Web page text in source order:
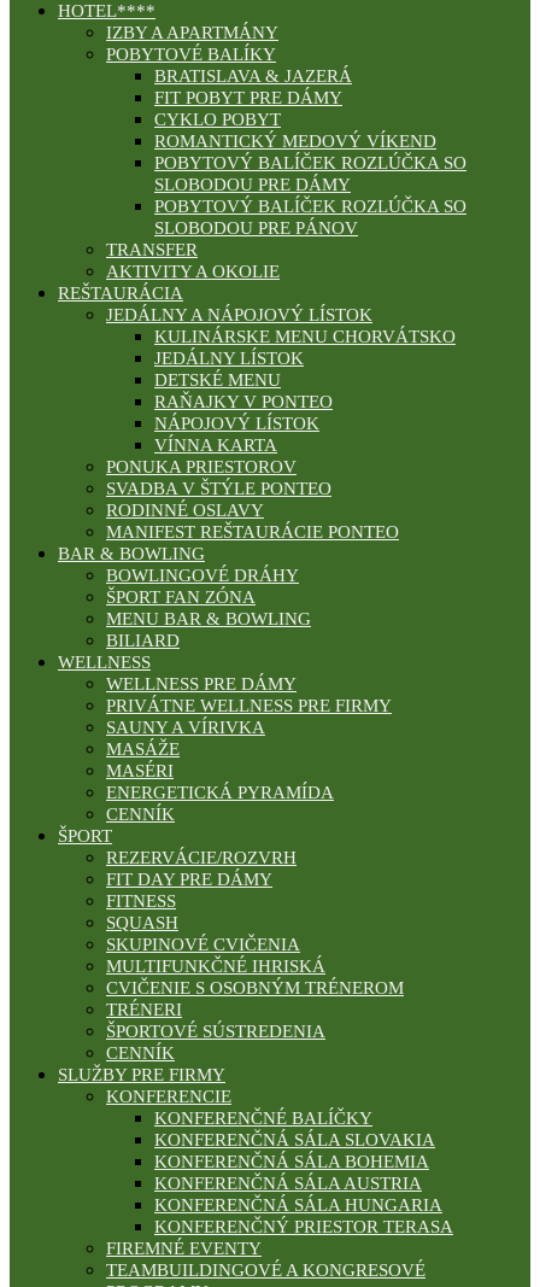
HOTEL****
IZBY A APARTMÁNY
POBYTOVÉ BALÍKY
BRATISLAVA & JAZERÁ
FIT POBYT PRE DÁMY
CYKLO POBYT
ROMANTICKÝ MEDOVÝ VÍKEND
POBYTOVÝ BALÍČEK ROZLÚČKA SO
SLOBODOU PRE DÁMY
POBYTOVÝ BALÍČEK ROZLÚČKA SO
SLOBODOU PRE PÁNOV
TRANSFER
AKTIVITY A OKOLIE
REŠTAURÁCIA
JEDÁLNY A NÁPOJOVÝ LÍSTOK
KULINÁRSKE MENU CHORVÁTSKO
JEDÁLNY LÍSTOK
DETSKÉ MENU
RAŇAJKY V PONTEO
NÁPOJOVÝ LÍSTOK
VÍNNA KARTA
PONUKA PRIESTOROV
SVADBA V ŠTÝLE PONTEO
RODINNÉ OSLAVY
MANIFEST REŠTAURÁCIE PONTEO
BAR & BOWLING
BOWLINGOVÉ DRÁHY
ŠPORT FAN ZÓNA
MENU BAR & BOWLING
BILIARD
WELLNESS
WELLNESS PRE DÁMY
PRIVÁTNE WELLNESS PRE FIRMY
SAUNY A VÍRIVKA
MASÁŽE
MASÉRI
ENERGETICKÁ PYRAMÍDA
CENNÍK
ŠPORT
REZERVÁCIE/ROZVRH
FIT DAY PRE DÁMY
FITNESS
SQUASH
SKUPINOVÉ CVIČENIA
MULTIFUNKČNÉ IHRISKÁ
CVIČENIE S OSOBNÝM TRÉNEROM
TRÉNERI
ŠPORTOVÉ SÚSTREDENIA
CENNÍK
SLUŽBY PRE FIRMY
KONFERENCIE
KONFERENČNÉ BALÍČKY
KONFERENČNÁ SÁLA SLOVAKIA
KONFERENČNÁ SÁLA BOHEMIA
KONFERENČNÁ SÁLA AUSTRIA
KONFERENČNÁ SÁLA HUNGARIA
KONFERENČNÝ PRIESTOR TERASA
FIREMNÉ EVENTY
TEAMBUILDINGOVÉ A KONGRESOVÉ